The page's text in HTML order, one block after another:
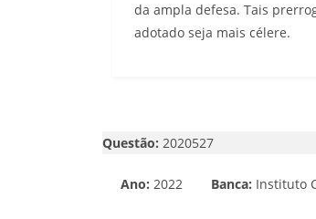
da ampla defesa. Tais
adotado seja mais célere.
Questão: 2020527
Ano: 2022 Banca: Instituto